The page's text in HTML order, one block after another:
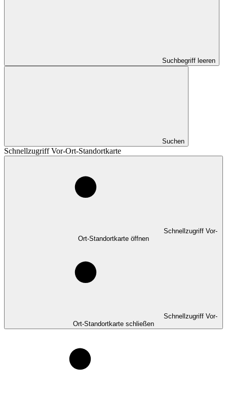
Suchbegriff leeren
Suchen
Schnellzugriff Vor-Ort-Standortkarte
Schnellzugriff Vor-
Ort-Standortkarte öffnen
Schnellzugriff Vor-
Ort-Standortkarte schließen